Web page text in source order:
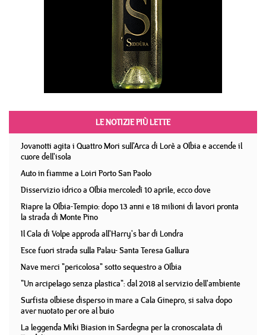
LE NOTIZIE PIÙ LETTE
Jovanotti agita i Quattro Mori sull'Arca di Lorè a Olbia e accende il
cuore dell'isola
Auto in fiamme a Loiri Porto San Paolo
Disservizio idrico a Olbia mercoledì 10 aprile, ecco dove
Riapre la Olbia-Tempio: dopo 13 anni e 18 milioni di lavori pronta
la strada di Monte Pino
Il Cala di Volpe approda all'Harry's bar di Londra
Esce fuori strada sulla Palau- Santa Teresa Gallura
Nave merci "pericolosa" sotto sequestro a Olbia
"Un arcipelago senza plastica": dal 2018 al servizio dell'ambiente
Surfista olbiese disperso in mare a Cala Ginepro, si salva dopo
aver nuotato per ore al buio
La leggenda Miki Biasion in Sardegna per la cronoscalata di